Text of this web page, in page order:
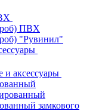
ПВХ
"Рувинил"
и аксессуары
замкового